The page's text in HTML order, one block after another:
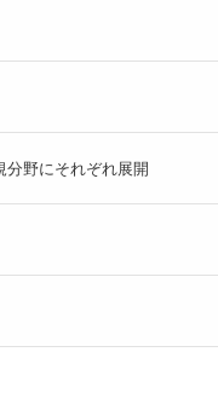
野にそれぞれ展開